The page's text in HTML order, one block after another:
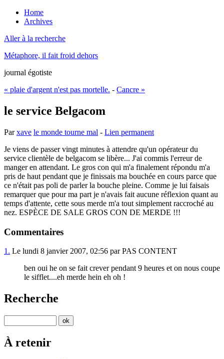
Home
Archives
Aller à la recherche
Métaphore, il fait froid dehors
journal égotiste
« plaie d'argent n'est pas mortelle. - Cancre »
le service Belgacom
Parxave le monde tourne mal - Lien permanent
Je viens de passer vingt minutes à attendre qu'un opérateur du
service clientèle de belgacom se libère... J'ai commis l'erreur de
manger en attendant. Le gros con qui m'a finalement répondu m'a
pris de haut pendant que je finissais ma bouchée en cours parce que
ce n'était pas poli de parler la bouche pleine. Comme je lui faisais
remarquer que pour ma part je n'avais fait aucune réflexion quant au
temps d'attente, cette sous merde m'a tout simplement raccroché au
nez. ESPÈCE DE SALE GROS CON DE MERDE !!!
Commentaires
1. Le lundi 8 janvier 2007, 02:56 par PAS CONTENT
ben oui he on se fait crever pendant 9 heures et on nous coupe
le sifflet....eh merde hein eh oh !
Recherche
À retenir